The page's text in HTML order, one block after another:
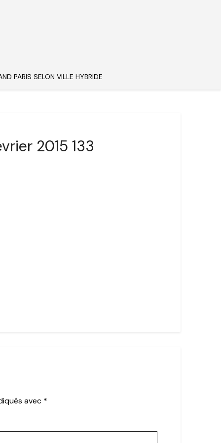
PARIS SELON VILLE HYBRIDE
2015 133
avec *